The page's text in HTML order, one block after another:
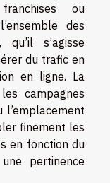
ou
des
s’agisse
du trafic en
en ligne. La
campagnes
finement les
en fonction du
pertinence